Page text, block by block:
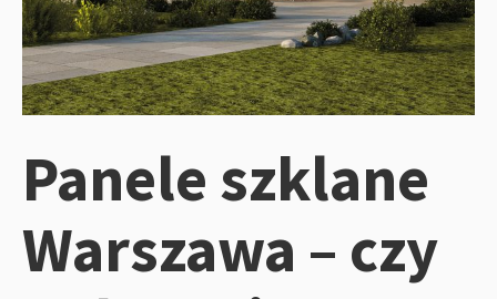
Panele szklane
Warszawa – czy